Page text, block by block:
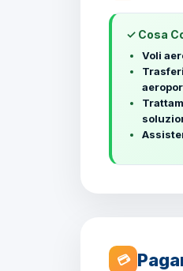
✓ Cosa
Voli
💳